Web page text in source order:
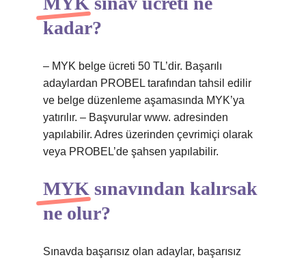
kadar?
– MYK belge ücreti 50 TL’dir. Başarılı
adaylardan PROBEL tarafından tahsil edilir
ve belge düzenleme aşamasında MYK’ya
yatırılır. – Başvurular www. adresinden
yapılabilir. Adres üzerinden çevrimiçi olarak
veya PROBEL’de şahsen yapılabilir.
MYK sınavından kalırsak
ne olur?
Sınavda başarısız olan adaylar, başarısız